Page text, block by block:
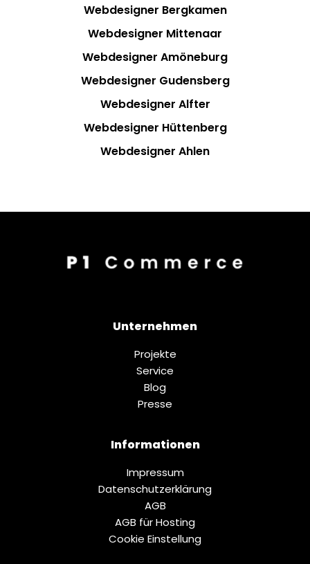
Webdesigner Bergkamen
Webdesigner Mittenaar
Webdesigner Amöneburg
Webdesigner Gudensberg
Webdesigner Alfter
Webdesigner Hüttenberg
Webdesigner Ahlen
Unternehmen
Projekte
Service
Blog
Presse
Informationen
Impressum
Datenschutz­erklärung
AGB
AGB für Hosting
Cookie Einstellung